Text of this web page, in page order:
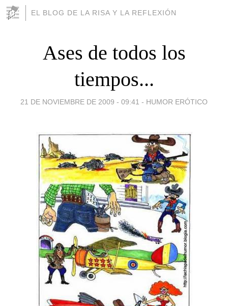
EL BLOG DE LA RISA Y LA REFLEXIÓN
Ases de todos los
tiempos...
21 DE NOVIEMBRE DE 2009 - 09:41 - HUMOR ERÓTICO